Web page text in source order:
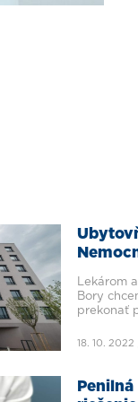
Lekárom
Bory
prekonať
postavili
18. 10. 2022